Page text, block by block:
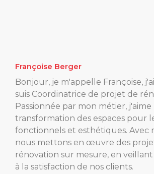
Françoise Berger
Bonjour, je m'appelle Françoise,
suis Coordinatrice de projet de
Passionnée par mon métier,
transformation des espaces pour
fonctionnels et esthétiques. Avec
nous mettons en œuvre des
rénovation sur mesure, en
à la satisfaction de nos clients.